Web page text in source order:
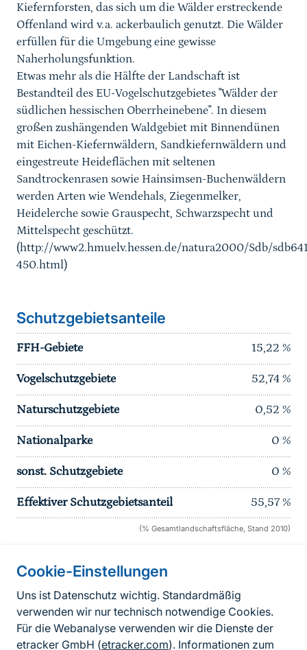
Cookie-Einstellungen
Uns ist Datenschutz wichtig. Standardmäßig
verwenden wir nur technisch notwendige Cookies.
Für die Webanalyse verwenden wir die Dienste der
etracker GmbH (etracker.com). Informationen zum
Kiefernforsten, das sich um die Wälder erstreckende
Offenland wird v.a. ackerbaulich genutzt. Die Wälder
erfüllen für die Umgebung eine gewisse
Naherholungsfunktion.
Etwas mehr als die Hälfte der Landschaft ist
Bestandteil des EU-Vogelschutzgebietes "Wälder der
südlichen hessischen Oberrheinebene". In diesem
großen zushängenden Waldgebiet mit Binnendünen
mit Eichen-Kiefernwäldern, Sandkiefernwäldern und
eingestreute Heideflächen mit seltenen
Sandtrockenrasen sowie Hainsimsen-Buchenwäldern
werden Arten wie Wendehals, Ziegenmelker,
Heidelerche sowie Grauspecht, Schwarzspecht und
Mittelspecht geschützt.
(http://www2.hmuelv.hessen.de/natura2000/Sdb/
450.html)
Schutzgebietsanteile
FFH-Gebiete 15,22 %
Vogelschutzgebiete 52,74 %
Naturschutzgebiete 0,52 %
Nationalparke 0 %
sonst. Schutzgebiete 0 %
Effektiver Schutzgebietsanteil 55,57 %
(% Gesamtlandschaftsfläche, Stand 2010)
Informationen zur Seite
FußzeileKontakt zum BfN
Kontaktformular